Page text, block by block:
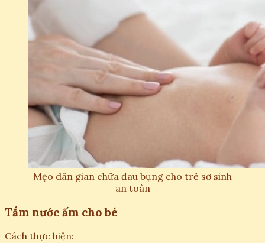
Mẹo dân gian chữa đau bụng cho trẻ sơ sinh
an toàn
Tắm nước ấm cho bé
Cách thực hiện: